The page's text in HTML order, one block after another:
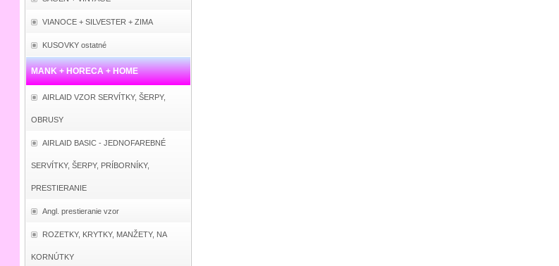
VIANOCE + SILVESTER + ZIMA
KUSOVKY ostatné
MANK + HORECA + HOME
AIRLAID VZOR SERVÍTKY, ŠERPY,
OBRUSY
AIRLAID BASIC - JEDNOFAREBNÉ
SERVÍTKY, ŠERPY, PRÍBORNÍKY,
PRESTIERANIE
Angl. prestieranie vzor
ROZETKY, KRYTKY, MANŽETY, NA
KORNÚTKY